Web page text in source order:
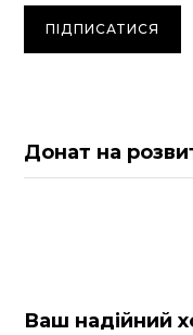
Донат на
Ваш надійний